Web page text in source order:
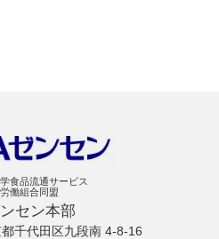
食品流通サービス
働組合同盟
セン本部
千代田区九段南 4-8-16